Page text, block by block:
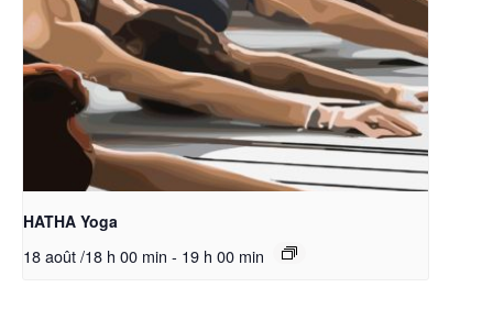
HATHA Yoga
18 août /18 h 00 min - 19 h 00 min